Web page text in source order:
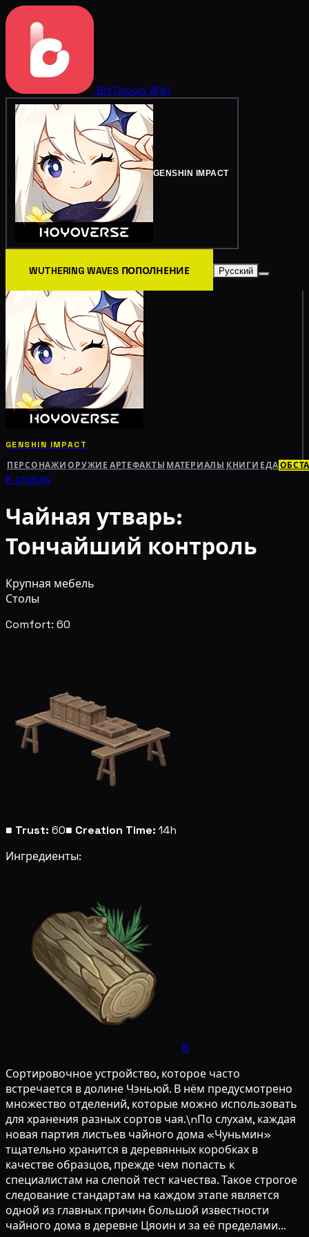
BitTopup Wiki
GENSHIN IMPACT
WUTHERING WAVES ПОПОЛНЕНИЕ Русский
GENSHIN IMPACT
ПЕРСОНАЖИ ОРУЖИЕ АРТЕФАКТЫ МАТЕРИАЛЫ КНИГИ ЕДА
К списку
Чайная утварь:
Тончайший контроль
Крупная мебель
Столы
Comfort: 60
■ Trust: 60■ Creation Time: 14h
Ингредиенты:
8
Сортировочное устройство, которое часто
встречается в долине Чэньюй. В нём предусмотрено
множество отделений, которые можно использовать
для хранения разных сортов чая.\nПо слухам, каждая
новая партия листьев чайного дома «Чуньмин»
тщательно хранится в деревянных коробках в
качестве образцов, прежде чем попасть к
специалистам на слепой тест качества. Такое строгое
следование стандартам на каждом этапе является
одной из главных причин большой известности
чайного дома в деревне Цяоин и за её пределами...